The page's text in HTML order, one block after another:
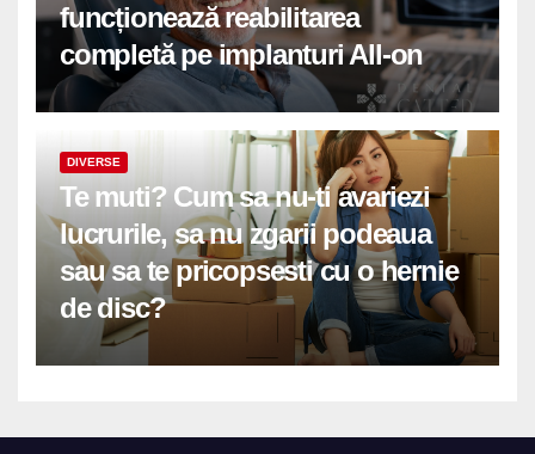
funcționează reabilitarea
completă pe implanturi All-on
DIVERSE
Te muti? Cum sa nu-ti avariezi
lucrurile, sa nu zgarii podeaua
sau sa te pricopsesti cu o hernie
de disc?